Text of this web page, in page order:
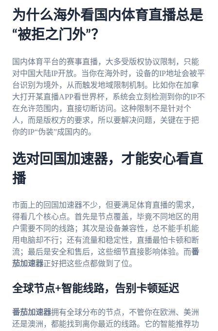
为什么海外看国内体育直播总是
“被拒之门外”？
国内体育平台的赛事直播，大多受版权协议限制，只能
对中国大陆IP开放。当你在海外时，设备的IP地址会被平
台识别为境外，从而触发地域限制机制。比如你在加拿
大打开某直播APP看世界杯，系统会立刻检测到你的IP不
在允许范围内，直接切断访问。这种限制不是针对个
人，而是版权方的要求，所以要解决问题，关键在于把
你的IP“伪装”成国内的。
选对回国加速器，才能安心看直
播
市面上的回国加速器不少，但要满足体育直播的需求，
得看几个核心点。首先是节点覆盖，毕竟不同地区的用
户需要不同的线路；其次是设备兼容性，总不能手机能
用电脑却不行；还有流量和稳定性，直播最怕卡顿和断
流；最后是安全和售后，这些细节直接影响体验。而番
茄加速器正好把这些点都做到了位。
全球节点+智能线路，告别卡顿延迟
番茄加速器拥有全球分布的节点，不管你在欧洲、美洲
还是澳洲，都能找到离你最近的线路。它的智能推荐功